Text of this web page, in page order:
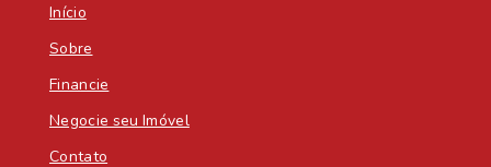
Início
Sobre
Financie
Negocie seu Imóvel
Contato